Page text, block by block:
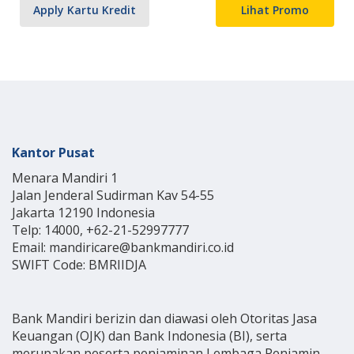
Apply Kartu Kredit Lihat Promo
Kantor Pusat
Menara Mandiri 1
Jalan Jenderal Sudirman Kav 54-55
Jakarta 12190 Indonesia
Telp: 14000, +62-21-52997777
Email: mandiricare@bankmandiri.co.id
SWIFT Code: BMRIIDJA
Bank Mandiri berizin dan diawasi oleh Otoritas Jasa
Keuangan (OJK) dan Bank Indonesia (BI), serta